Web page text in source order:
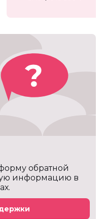
обратной
информацию в